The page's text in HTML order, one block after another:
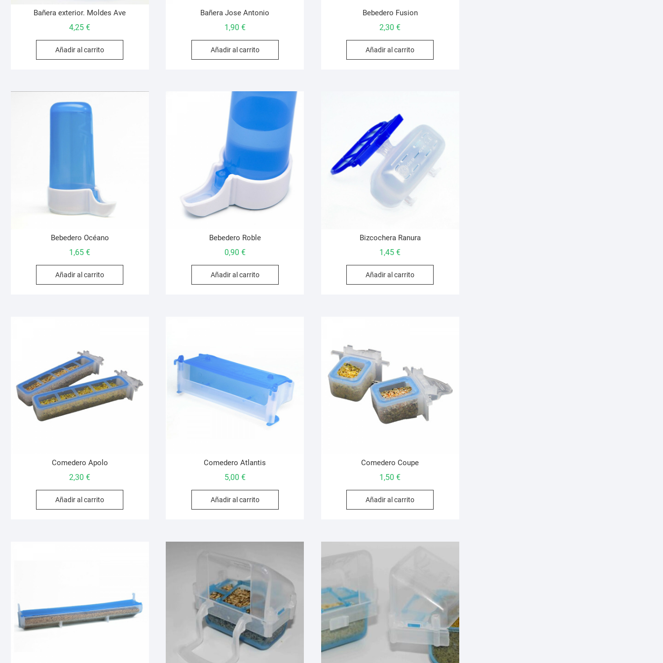
Bañera exterior. Moldes Ave
4,25€
Añadir al carrito
Bañera Jose Antonio
1,90 €
Añadir al carrito
Bebedero Fusion
2,30€
Añadir al carrito
Bebedero Océano
1,65€
Añadir al carrito
Bebedero Roble
0,90 €
Añadir al carrito
Bizcochera Ranura
1,45€
Añadir al carrito
Comedero Apolo
2,30€
Añadir al carrito
Comedero Atlantis
5,00 €
Añadir al carrito
Comedero Coupe
1,50€
Añadir al carrito